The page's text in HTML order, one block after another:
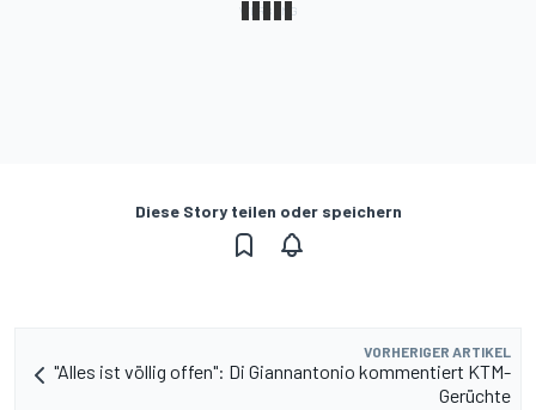
Diese Story teilen oder speichern
VORHERIGER ARTIKEL
"Alles ist völlig offen": Di Giannantonio kommentiert KTM-
Gerüchte